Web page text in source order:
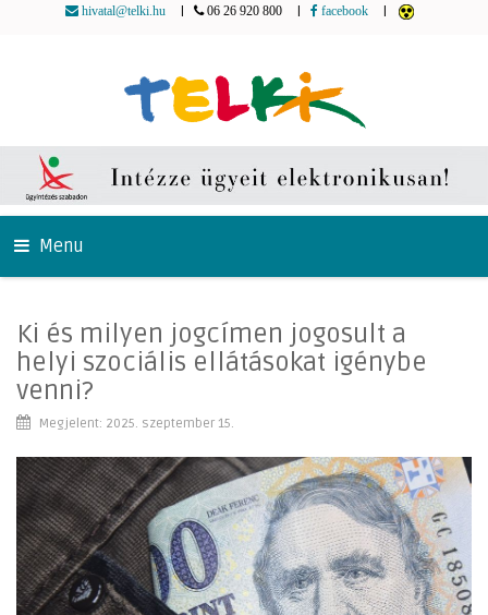
hivatal@telki.hu 06 26 920 800 facebook
Menu
Ki és milyen jogcímen jogosult a
helyi szociális ellátásokat igénybe
venni?
Megjelent: 2025. szeptember 15.